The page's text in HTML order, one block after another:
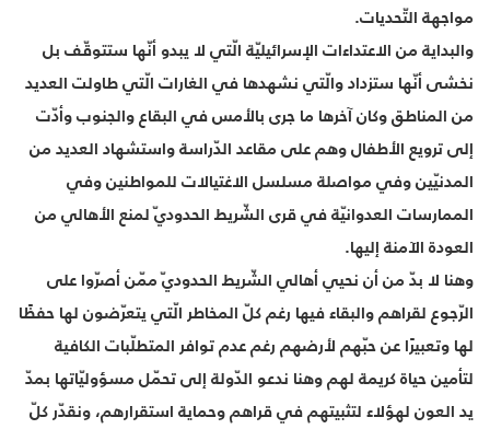
مواجهة التّحديات.
والبداية من الاعتداءات الإسرائيليّة الّتي لا يبدو أنّها ستتوقّف بل
نخشى أنّها ستزداد والّتي نشهدها في الغارات الّتي طاولت العديد
من المناطق وكان آخرها ما جرى بالأمس في البقاع والجنوب وأدّت
إلى ترويع الأطفال وهم على مقاعد الدّراسة واستشهاد العديد من
المدنيّين وفي مواصلة مسلسل الاغتيالات للمواطنين وفي
الممارسات العدوانيّة في قرى الشّريط الحدوديّ لمنع الأهالي من
العودة الآمنة إليها.
وهنا لا بدّ من أن نحيي أهالي الشّريط الحدوديّ ممّن أصرّوا على
الرّجوع لقراهم والبقاء فيها رغم كلّ المخاطر الّتي يتعرّضون لها حفظًا
لها وتعبيرًا عن حبّهم لأرضهم رغم عدم توافر المتطلّبات الكافية
لتأمين حياة كريمة لهم وهنا ندعو الدّولة إلى تحمّل مسؤوليّاتها بمدّ
يد العون لهؤلاء لتثبيتهم في قراهم وحماية استقرارهم، ونقدّر كلّ